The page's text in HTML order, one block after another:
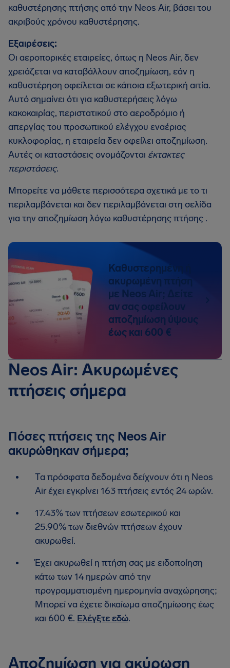
καθυστέρησης πτήσης από την Neos Air, βάσει του
ακριβούς χρόνου καθυστέρησης.
Εξαιρέσεις:
Οι αεροπορικές εταιρείες, όπως η Neos Air, δεν
χρειάζεται να καταβάλλουν αποζημίωση, εάν η
καθυστέρηση οφείλεται σε κάποια εξωτερική αιτία.
Αυτό σημαίνει ότι για καθυστερήσεις λόγω
κακοκαιρίας, περιστατικού στο αεροδρόμιο ή
απεργίας του προσωπικού ελέγχου εναέριας
κυκλοφορίας, η εταιρεία δεν οφείλει αποζημίωση.
Αυτές οι καταστάσεις ονομάζονται έκτακτες
περιστάσεις.
Μπορείτε να μάθετε περισσότερα σχετικά με το τι
περιλαμβάνεται και δεν περιλαμβάνεται στη σελίδα
για την αποζημίωση λόγω καθυστέρησης πτήσης .
Καθυστερημένη ή
ακυρωμένη πτήση
με Neos Air; Δείτε
αν σας οφείλουν
αποζημίωση ύψους
έως και 600 €
Neos Air: Ακυρωμένες
πτήσεις σήμερα
Πόσες πτήσεις της Neos Air
ακυρώθηκαν σήμερα;
Τα πρόσφατα δεδομένα δείχνουν ότι η Neos
Air έχει εγκρίνει 163 πτήσεις εντός 24 ωρών.
17.43% των πτήσεων εσωτερικού και
25.90% των διεθνών πτήσεων έχουν
ακυρωθεί.
Έχει ακυρωθεί η πτήση σας με ειδοποίηση
κάτω των 14 ημερών από την
προγραμματισμένη ημερομηνία αναχώρησης;
Μπορεί να έχετε δικαίωμα αποζημίωσης έως
και 600 €. Ελέγξτε εδώ.
Αποζημίωση για ακύρωση